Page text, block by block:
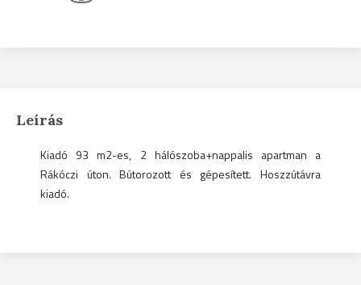
Leírás
Kiadó 93 m2-es, 2 hálószoba+nappalis apartman a
Rákóczi úton. Bútorozott és gépesített. Hoszzútávra
kiadó.